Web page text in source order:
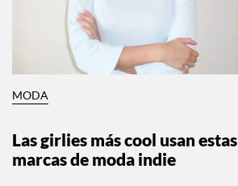
MODA
Las girlies más cool usan estas
marcas de moda indie